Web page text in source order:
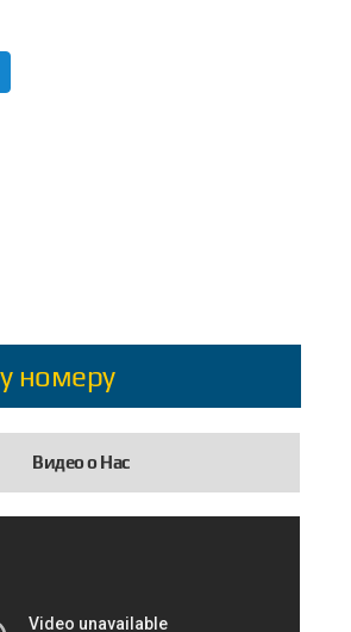
номеру
Видео о Нас